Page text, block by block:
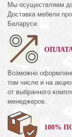
Мы осуществляем
Доставка мебели
Беларуси.
Возможно
том числе и на
от выбранного
менеджеров.
100%